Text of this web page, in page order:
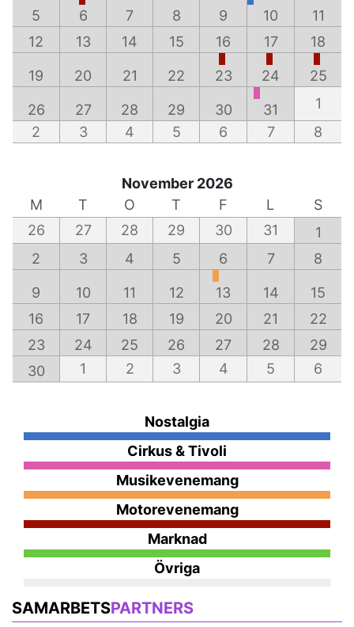
5 6 7 8 9 10
11
12
13 14 15 16 17 18
19 20 21 22 23 24 25
26 27 28 29 30 31
1
2
3 4 5 6 7 8
November 2026
M
T O T F L
S
26
27 28 29 30 31
1
2
3 4 5 6 7 8
9 10 11 12 13 14
15
16
17 18 19 20 21
22
23
24 25 26 27 28
29
30
1 2 3 4 5 6
Nostalgia
Cirkus & Tivoli
Musikevenemang
Motorevenemang
Marknad
Övriga
SAMARBETSPARTNERS